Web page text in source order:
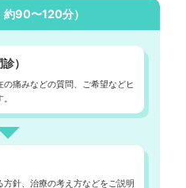
90〜120分）
）
の痛みなどの質問、ご希望などヒ
方針、治療の考え方などをご説明